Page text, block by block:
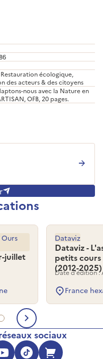
écologique,
des acteurs & des citoyens
nous avec la Nature en
OFB, 20 pages.
document 1
au document 2
au document 3
Aller au document 4
juillet
Dataviz -
petits cours
(2012-2025)
Dataviz
Date d'édition :
France
précédent
Document
sociaux